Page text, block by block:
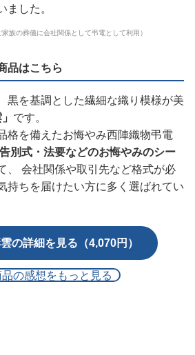
ました。
族の葬儀に会社関係として弔電として利用）
品はこちら
黒を基調とした繊細な織り模様が美
です。
格を備えたお悔やみ西陣織物弔電
別式・法要などのお悔やみのシー
、 会社関係や取引先など格式が必
持ちを届けたい方に多く選ばれてい
の詳細を見る（4,070円）
品の感想をもっと見る